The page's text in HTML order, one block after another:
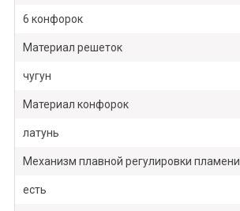
6 конфорок
Материал решеток
чугун
Материал конфорок
латунь
Механизм плавной регулировки пламени
есть